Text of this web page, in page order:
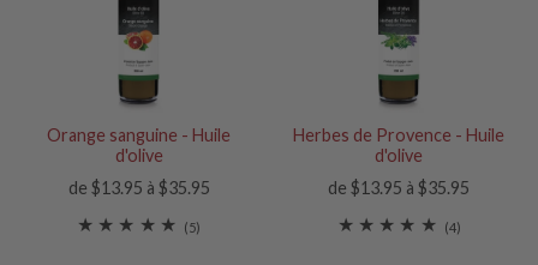
Orange sanguine - Huile
d'olive
de $13.95 à $35.95
(5)
Herbes de Provence - Huile
d'olive
de $13.95 à $35.95
(4)